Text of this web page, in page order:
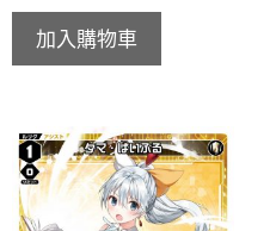
加入購物車